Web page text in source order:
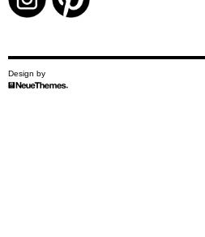
Design by